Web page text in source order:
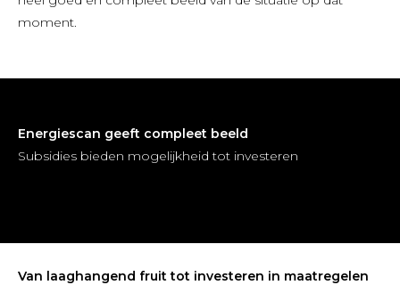
moment.
Energiescan geeft compleet beeld
Subsidies bieden mogelijkheid tot investeren
Van laaghangend fruit tot investeren in maatregelen